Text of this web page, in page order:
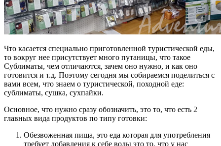
Что касается специально приготовленной туристической еды,
то вокруг нее присутствует много путаницы, что такое
Сублиматы, чем отличаются, зачем оно нужно, и как оно
готовится и т.д. Поэтому сегодня мы собираемся поделиться с
вами всем, что знаем о туристической, походной еде:
сублиматы, сушка, сухпайки.
Основное, что нужно сразу обозначить, это то, что есть 2
главных вида продуктов по типу готовки:
Обезвоженная пища, это еда которая для употребления
требует добавления к себе воды это то, что у нас